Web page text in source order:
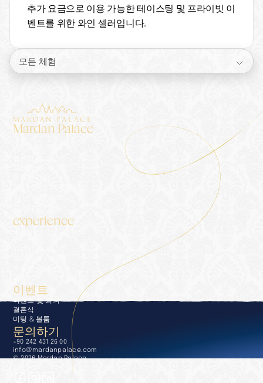
추가 요금으로 이용 가능한 테이스팅 및 프라이빗 이
벤트를 위한 와인 셀러입니다.
모든 체험
Mardan Palace
experience
이벤트
이벤트 및 회의
결혼식
미팅 & 볼룸
문의하기
+90 242 431 26 00
info@mardanpalace.com
© 2026 Mardan Palace
Affection Design Studio 제작